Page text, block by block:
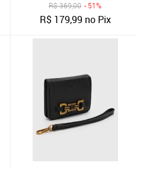
R$369,00 - 51%
R$ 179,99 no Pix